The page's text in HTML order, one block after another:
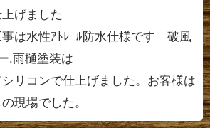
げました
は水性ｱﾄﾚｰﾙ防水仕様です 破風
.雨樋塗装は
リコンで仕上げました。お客様は
現場でした。